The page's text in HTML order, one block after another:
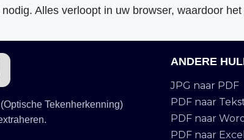
Alles verloopt in uw browser, waardoor
Tekenherkenning)
ANDERE
JPG naar PDF
PDF naar
PDF naar Word
PDF naar Excel